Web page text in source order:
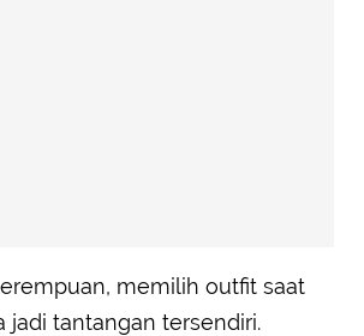
memilih outfit saat
jadi tantangan tersendiri.